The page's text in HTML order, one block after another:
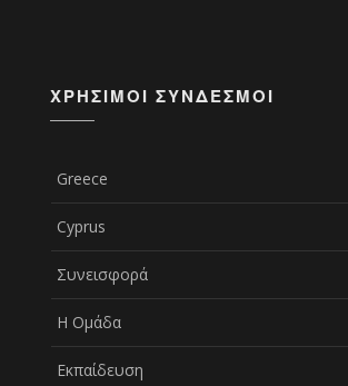
ΧΡΉΣΙΜΟΙ ΣΎΝΔΕΣΜΟΙ
Greece
Cyprus
Συνεισφορά
Η Ομάδα
Εκπαίδευση